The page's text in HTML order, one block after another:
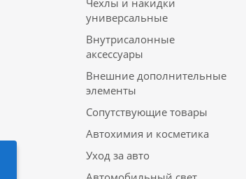
универсальные
Внутрисалонные
аксессуары
Внешние дополнительные
элементы
Сопутствующие товары
Автохимия и косметика
Уход за авто